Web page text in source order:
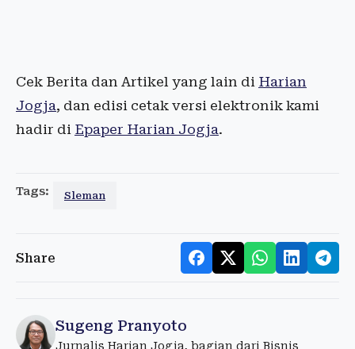
Cek Berita dan Artikel yang lain di Harian
Jogja, dan edisi cetak versi elektronik kami
hadir di Epaper Harian Jogja.
Tags: Sleman
Share
Sugeng Pranyoto
Jurnalis Harian Jogja, bagian dari Bisnis